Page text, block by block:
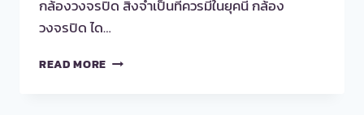
กล้องวงจรปิด สิ่งจำเป็นที่ควรมีในยุคนี้ กล้อง
วงจรปิด ได…
READ MORE กล้อง